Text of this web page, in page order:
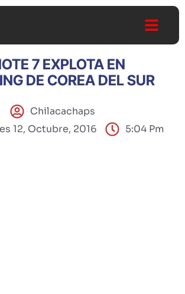
7 EXPLOTA EN
DE COREA DEL SUR
Chilacachaps
12, Octubre, 2016
5:04 Pm